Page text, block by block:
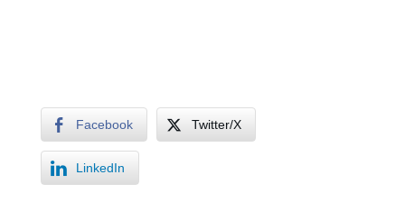
Facebook Twitter/X
LinkedIn